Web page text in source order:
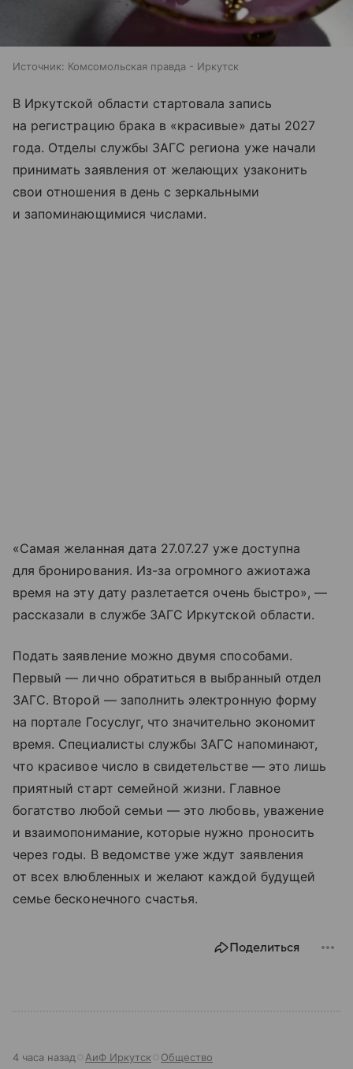
Источник: Комсомольская правда - Иркутск
В Иркутской области стартовала запись
на регистрацию брака в «красивые» даты 2027
года. Отделы службы ЗАГС региона уже начали
принимать заявления от желающих узаконить
свои отношения в день с зеркальными
и запоминающимися числами.
«Самая желанная дата 27.07.27 уже доступна
для бронирования. Из-за огромного ажиотажа
время на эту дату разлетается очень быстро», —
рассказали в службе ЗАГС Иркутской области.
Подать заявление можно двумя способами.
Первый — лично обратиться в выбранный отдел
ЗАГС. Второй — заполнить электронную форму
на портале Госуслуг, что значительно экономит
время. Специалисты службы ЗАГС напоминают,
что красивое число в свидетельстве — это лишь
приятный старт семейной жизни. Главное
богатство любой семьи — это любовь, уважение
и взаимопонимание, которые нужно проносить
через годы. В ведомстве уже ждут заявления
от всех влюбленных и желают каждой будущей
семье бесконечного счастья.
Поделиться
4 часа назад АиФ Иркутск Общество